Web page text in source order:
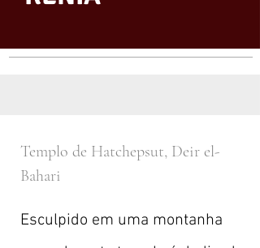
Templo de Hatchepsut, Deir el-
Bahari
Esculpido em uma montanha